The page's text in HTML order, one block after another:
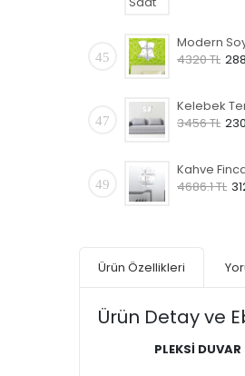
45
4320 TL
47
3456 TL
49
4686.1 TL
Ürün Özellikleri
Ürün Detay ve
PLEKSİ